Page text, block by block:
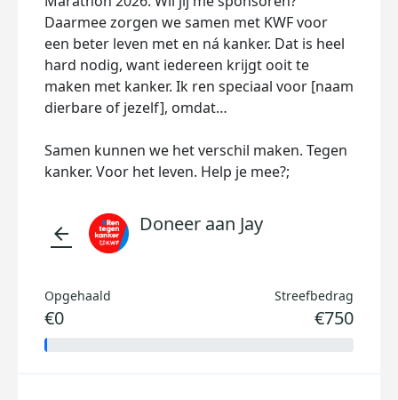
Daarmee zorgen we samen met KWF voor
een beter leven met en ná kanker. Dat is heel
hard nodig, want iedereen krijgt ooit te
maken met kanker. Ik ren speciaal voor [naam
dierbare of jezelf], omdat…
Samen kunnen we het verschil maken. Tegen
kanker. Voor het leven. Help je mee?;
arrow_back Doneer aan Jay
Opgehaald
€0
Streefbedrag
€750